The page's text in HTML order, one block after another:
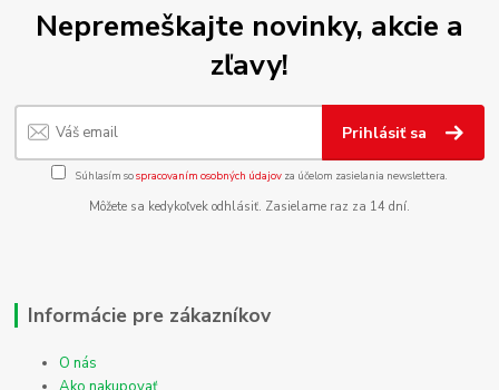
Nepremeškajte novinky, akcie a
zľavy!
Prihlásiť sa
Súhlasím sospracovaním osobných údajov za účelom zasielania newslettera.
Môžete sa kedykoľvek odhlásiť. Zasielame raz za 14 dní.
Informácie pre zákazníkov
O nás